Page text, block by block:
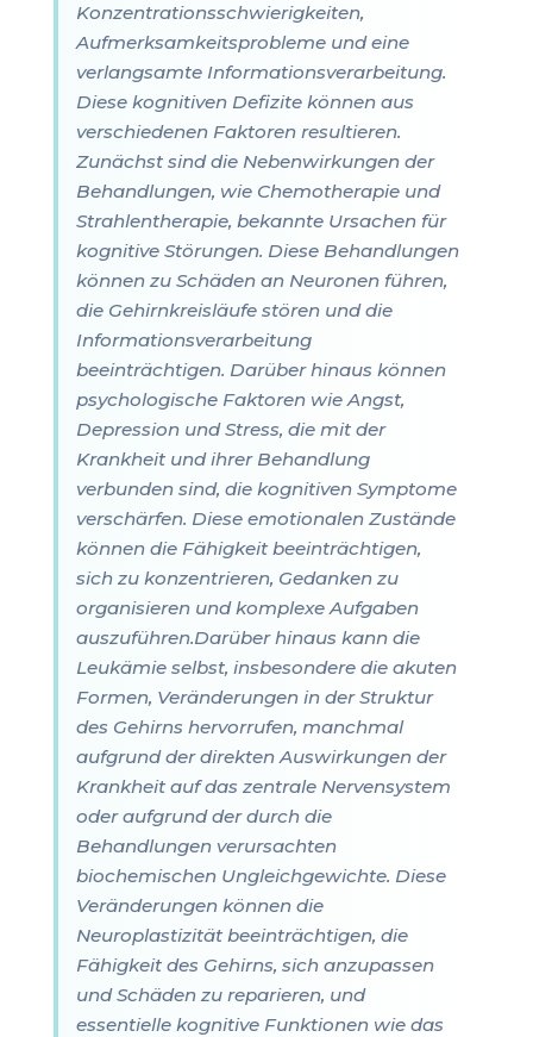
Konzentrationsschwierigkeiten,
Aufmerksamkeitsprobleme und eine
verlangsamte Informationsverarbeitung.
Diese kognitiven Defizite können aus
verschiedenen Faktoren resultieren.
Zunächst sind die Nebenwirkungen der
Behandlungen, wie Chemotherapie und
Strahlentherapie, bekannte Ursachen für
kognitive Störungen. Diese Behandlungen
können zu Schäden an Neuronen führen,
die Gehirnkreisläufe stören und die
Informationsverarbeitung
beeinträchtigen. Darüber hinaus können
psychologische Faktoren wie Angst,
Depression und Stress, die mit der
Krankheit und ihrer Behandlung
verbunden sind, die kognitiven Symptome
verschärfen. Diese emotionalen Zustände
können die Fähigkeit beeinträchtigen,
sich zu konzentrieren, Gedanken zu
organisieren und komplexe Aufgaben
auszuführen.Darüber hinaus kann die
Leukämie selbst, insbesondere die akuten
Formen, Veränderungen in der Struktur
des Gehirns hervorrufen, manchmal
aufgrund der direkten Auswirkungen der
Krankheit auf das zentrale Nervensystem
oder aufgrund der durch die
Behandlungen verursachten
biochemischen Ungleichgewichte. Diese
Veränderungen können die
Neuroplastizität beeinträchtigen, die
Fähigkeit des Gehirns, sich anzupassen
und Schäden zu reparieren, und
essentielle kognitive Funktionen wie das